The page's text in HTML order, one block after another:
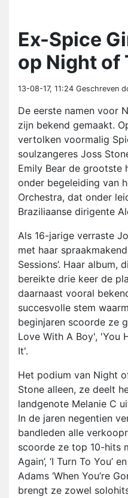
Ex-Spice
op Night of
13-08-17, 11:24 Geschreven
De eerste namen voor
zijn bekend gemaakt.
vertolken voormalig
soulzangeres Joss
Emily Bear de grootste
onder begeleiding van
Orchestra, dat onder
Braziliaanse dirigente
Als 16-jarige verraste
met haar
Sessions’. Haar album,
bereikte drie keer de
daarnaast vooral
succesvolle stem
beginjaren scoorde ze
Love With A Boy', 'You
It'.
Het podium van Night
Stone alleen, ze deelt
landgenote Melanie C
In de jaren negentien
bandleden alle
scoorde ze top 10-hits
Again’, ‘I Turn To You’
Adams ‘When You’re
brengt ze zowel